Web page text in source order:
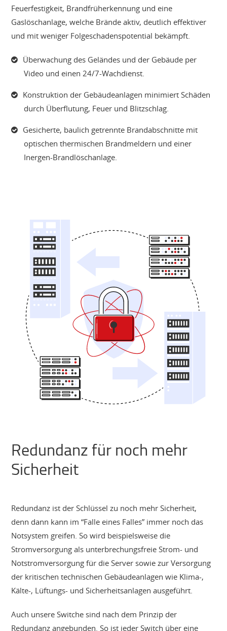
Feuerfestigkeit, Brandfrüherkennung und eine
Gaslöschanlage, welche Brände aktiv, deutlich effektiver
und mit weniger Folgeschadenspotential bekämpft.
Überwachung des Geländes und der Gebäude per
Video und einen 24/7-Wachdienst.
Konstruktion der Gebäudeanlagen minimiert Schäden
durch Überflutung, Feuer und Blitzschlag.
Gesicherte, baulich getrennte Brandabschnitte mit
optischen thermischen Brandmeldern und einer
Inergen-Brandlöschanlage.
Redundanz für noch mehr
Sicherheit
Redundanz ist der Schlüssel zu noch mehr Sicherheit,
denn dann kann im “Falle eines Falles” immer noch das
Notsystem greifen. So wird beispielsweise die
Stromversorgung als unterbrechungsfreie Strom- und
Notstromversorgung für die Server sowie zur Versorgung
der kritischen technischen Gebäudeanlagen wie Klima-,
Kälte-, Lüftungs- und Sicherheitsanlagen ausgeführt.
Auch unsere Switche sind nach dem Prinzip der
Redundanz angebunden. So ist jeder Switch über eine